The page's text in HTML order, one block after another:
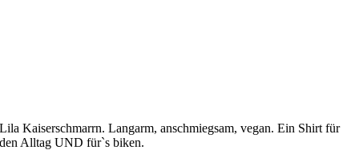
Lila Kaiserschmarrn. Langarm, anschmiegsam, vegan. Ein Shirt für
den Alltag UND für`s biken.